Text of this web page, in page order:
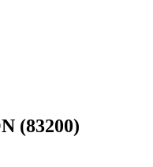
(83200)